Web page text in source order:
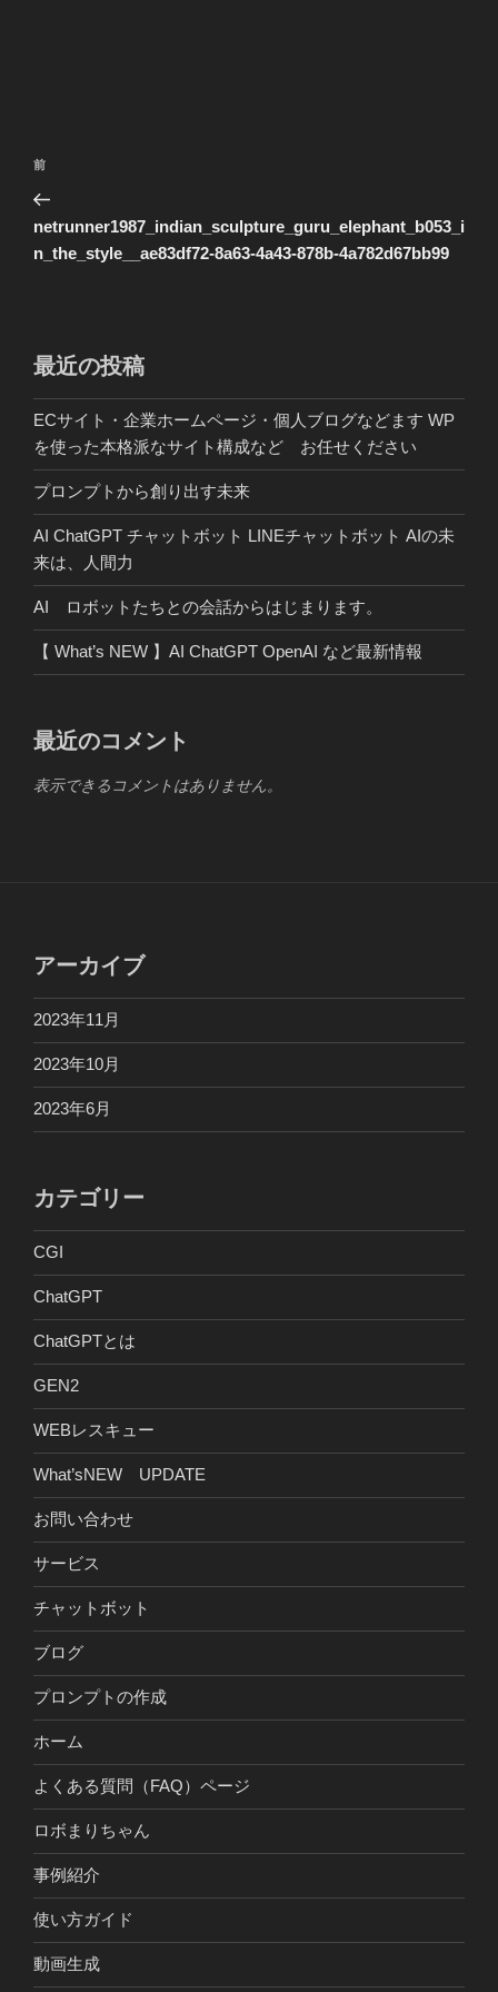
投
ナ
ビ
ョ
ン
前
の
投
稿
前
netrunner1987_indian_sculpture_guru_elephant_b053_i
n_the_style__ae83df72-8a63-4a43-878b-4a782d67bb99
最近の投稿
ECサイト・企業ホームページ・個人ブログなどます WP
を使った本格派なサイト構成など お任せください
プロンプトから創り出す未来
AI ChatGPT チャットボット LINEチャットボット AIの未
来は、人間力
AI ロボットたちとの会話からはじまります。
【 What’s NEW 】AI ChatGPT OpenAI など最新情報
最近のコメント
表示できるコメントはありません。
アーカイブ
2023年11月
2023年10月
2023年6月
カテゴリー
CGI
ChatGPT
ChatGPTとは
GEN2
WEBレスキュー
What’sNEW UPDATE
お問い合わせ
サービス
チャットボット
ブログ
プロンプトの作成
ホーム
よくある質問（FAQ）ページ
ロボまりちゃん
事例紹介
使い方ガイド
動画生成